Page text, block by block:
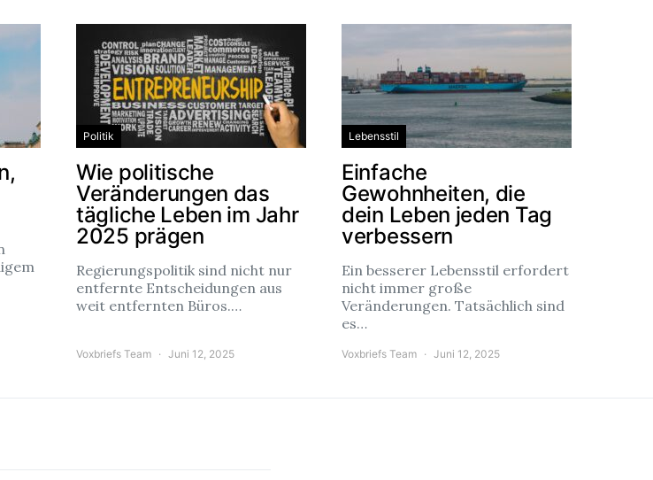
Politik
Wie politische
Veränderungen das
tägliche Leben im Jahr
2025 prägen
Regierungspolitik sind nicht nur
entfernte Entscheidungen aus
weit entfernten Büros.…
Voxbriefs Team Juni 12, 2025
Lebensstil
Einfache
Gewohnheiten, die
dein Leben jeden Tag
verbessern
Ein besserer Lebensstil erfordert
nicht immer große
Veränderungen. Tatsächlich sind
es…
Voxbriefs Team Juni 12, 2025